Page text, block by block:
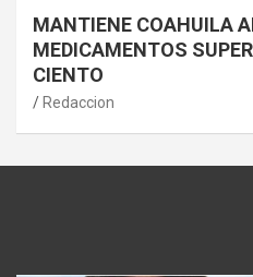
MANTIENE COAHUILA
MEDICAMENTOS
CIENTO
Redaccion